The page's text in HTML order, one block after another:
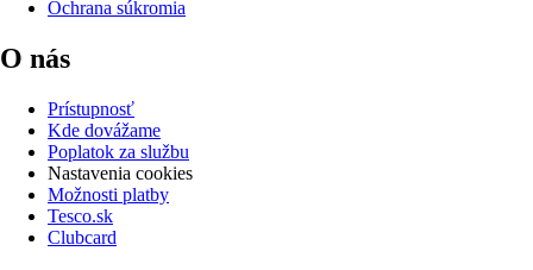
Ochrana súkromia
O nás
Prístupnosť
Kde dovážame
Poplatok za službu
Nastavenia cookies
Možnosti platby
Tesco.sk
Clubcard